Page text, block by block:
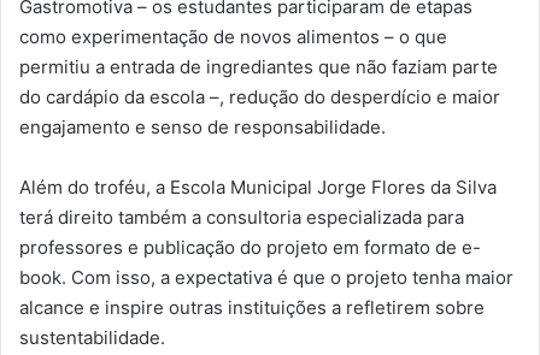
Gastromotiva – os estudantes participaram de etapas
como experimentação de novos alimentos – o que
permitiu a entrada de ingrediantes que não faziam parte
do cardápio da escola –, redução do desperdício e maior
engajamento e senso de responsabilidade.
Além do troféu, a Escola Municipal Jorge Flores da Silva
terá direito também a consultoria especializada para
professores e publicação do projeto em formato de e-
book. Com isso, a expectativa é que o projeto tenha maior
alcance e inspire outras instituições a refletirem sobre
sustentabilidade.